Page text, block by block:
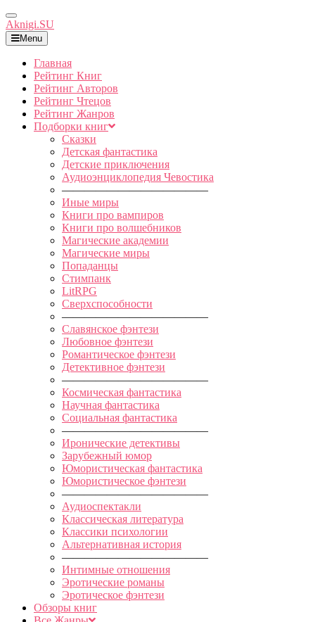
Toggle
Navigation
Aknigi.SU
Menu
Главная
Рейтинг Книг
Рейтинг Авторов
Рейтинг Чтецов
Рейтинг Жанров
Подборки книг
Сказки
Детская фантастика
Детские приключения
Аудиоэнциклопедия Чевостика
—————————————
Иные миры
Книги про вампиров
Книги про волшебников
Магические академии
Магические миры
Попаданцы
Стимпанк
LitRPG
Сверхспособности
—————————————
Славянское фэнтези
Любовное фэнтези
Романтическое фэнтези
Детективное фэнтези
—————————————
Космическая фантастика
Научная фантастика
Социальная фантастика
—————————————
Иронические детективы
Зарубежный юмор
Юмористическая фантастика
Юмористическое фэнтези
—————————————
Аудиоспектакли
Классическая литература
Классики психологии
Альтернативная история
—————————————
Интимные отношения
Эротические романы
Эротическое фэнтези
Обзоры книг